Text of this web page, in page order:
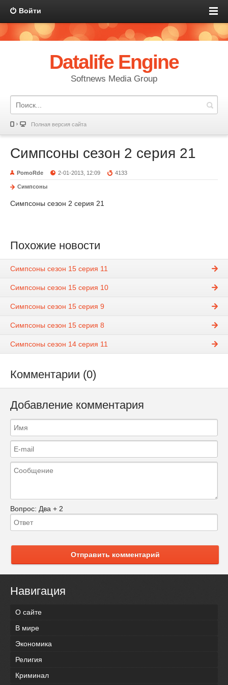
Войти
Datalife Engine
Softnews Media Group
Полная версия сайта
Симпсоны сезон 2 серия 21
PomoRde 2-01-2013, 12:09 4133
Симпсоны
Симпсоны сезон 2 серия 21
Похожие новости
Симпсоны сезон 15 серия 11
Симпсоны сезон 15 серия 10
Симпсоны сезон 15 серия 9
Симпсоны сезон 15 серия 8
Симпсоны сезон 14 серия 11
Комментарии (0)
Добавление комментария
Вопрос: Два + 2
Отправить комментарий
Навигация
О сайте
В мире
Экономика
Религия
Криминал